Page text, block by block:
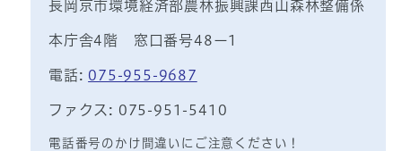
長岡京市環境経済部農林振興課西山森林整備係
本庁舎4階 窓口番号48ー1
電話: 075-955-9687
ファクス: 075-951-5410
電話番号のかけ間違いにご注意ください！